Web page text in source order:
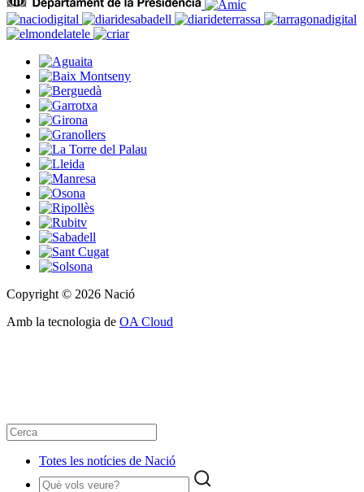
Copyright © 2026 Nació
Amb la tecnologia de OA Cloud
Totes les notícies de Nació